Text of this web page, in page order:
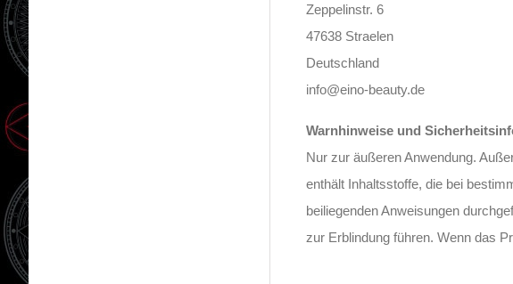
Zeppelinstr. 6
47638 Straelen
Deutschland
info@eino-beauty.de
Warnhinweise und
Nur zur äußeren Anwendung.
enthält Inhaltsstoffe, die bei
beiliegenden Anweisungen
zur Erblindung führen. Wenn das